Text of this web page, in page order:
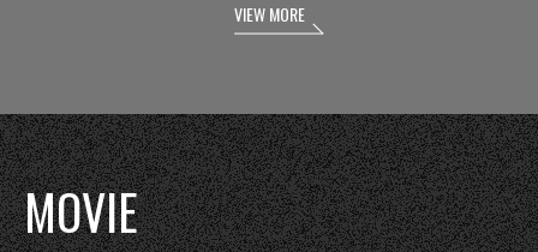
VIEW MORE
MOVIE